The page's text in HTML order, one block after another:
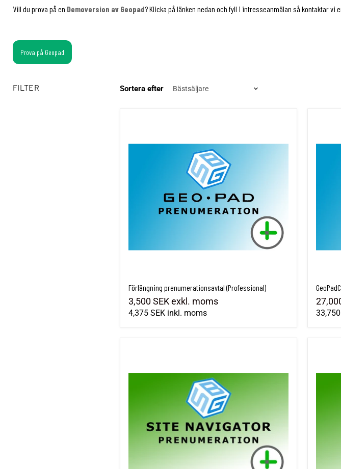
Vill du prova på en Demoversion av Geopad? Klicka på länken nedan och fyll i intresseanmälan så kontaktar
Prova på Geopad
FILTER Sortera efter
Förlängning prenumerationsavtal (Professional)
3,500 SEKexkl. moms
4,375 SEK inkl. moms